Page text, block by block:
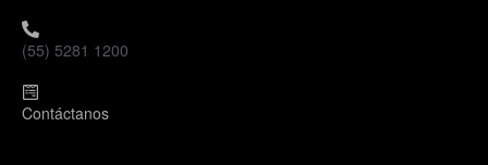
(55) 5281 1200
Contáctanos